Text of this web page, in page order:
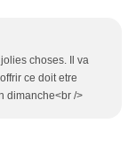
choses. Il va
ce doit etre
dimanche<br />